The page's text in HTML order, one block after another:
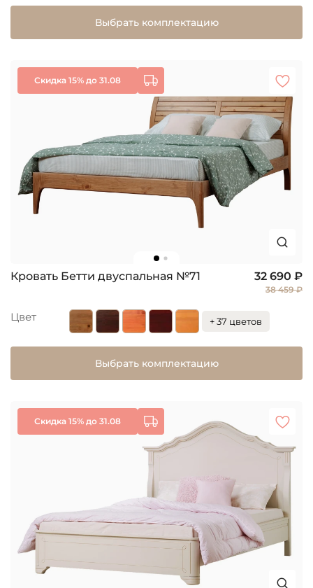
Выбрать комплектацию
Скидка 15% до 31.08
Кровать Бетти двуспальная №71 32 690 ₽
38 459 ₽
Цвет + 37 цветов
Выбрать комплектацию
Скидка 15% до 31.08